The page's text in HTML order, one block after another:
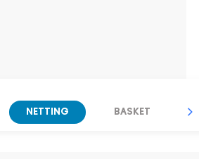
NETTING BASKET